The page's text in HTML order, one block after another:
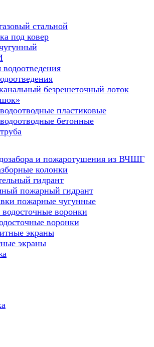
стальной
под ковер
безрешеточный лоток
пластиковые
бетонные
и пожаротушения из ВЧШГ
колонки
гидрант
пожарный гидрант
пожарные чугунные
воронки
экраны